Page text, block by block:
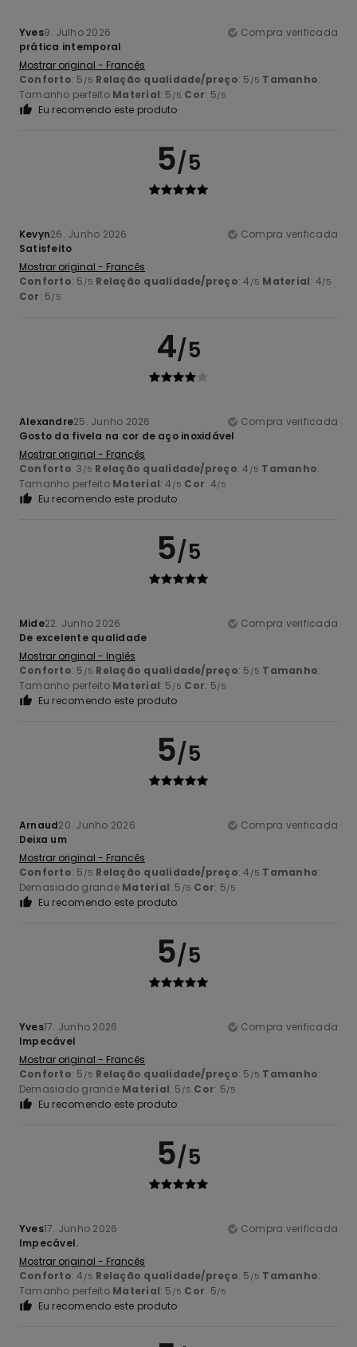
Yves9. Julho 2026
Compra verificada
prática intemporal
Mostrar original - Francês
Conforto: 5 /5 Relação qualidade/preço: 5 /5 Tamanho:
Tamanho perfeito Material: 5 /5 Cor: 5/5
Eu recomendo este produto
5/5
Kevyn26. Junho 2026
Compra verificada
Satisfeito
Mostrar original - Francês
Conforto: 5 /5 Relação qualidade/preço: 4 /5 Material: 4/5
Cor: 5/5
4/5
Alexandre25. Junho 2026
Compra verificada
Gosto da fivela na cor de aço inoxidável
Mostrar original - Francês
Conforto: 3 /5 Relação qualidade/preço: 4 /5 Tamanho:
Tamanho perfeito Material: 4 /5 Cor: 4/5
Eu recomendo este produto
5/5
Mide22. Junho 2026
Compra verificada
De excelente qualidade
Mostrar original - Inglês
Conforto: 5 /5 Relação qualidade/preço: 5 /5 Tamanho:
Tamanho perfeito Material: 5 /5 Cor: 5/5
Eu recomendo este produto
5/5
Arnaud20. Junho 2026
Compra verificada
Deixa um
Mostrar original - Francês
Conforto: 5 /5 Relação qualidade/preço: 4 /5 Tamanho:
Demasiado grande Material: 5 /5 Cor: 5/5
Eu recomendo este produto
5/5
Yves17. Junho 2026
Compra verificada
Impecável
Mostrar original - Francês
Conforto: 5 /5 Relação qualidade/preço: 5 /5 Tamanho:
Demasiado grande Material: 5 /5 Cor: 5/5
Eu recomendo este produto
5/5
Yves17. Junho 2026
Compra verificada
Impecável.
Mostrar original - Francês
Conforto: 4 /5 Relação qualidade/preço: 5 /5 Tamanho:
Tamanho perfeito Material: 5 /5 Cor: 5/5
Eu recomendo este produto